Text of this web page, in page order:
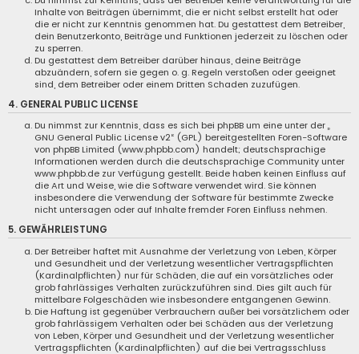
Inhalte von Beiträgen übernimmt, die er nicht selbst erstellt hat oder
die er nicht zur Kenntnis genommen hat. Du gestattest dem Betreiber,
dein Benutzerkonto, Beiträge und Funktionen jederzeit zu löschen oder
zu sperren.
Du gestattest dem Betreiber darüber hinaus, deine Beiträge
abzuändern, sofern sie gegen o. g. Regeln verstoßen oder geeignet
sind, dem Betreiber oder einem Dritten Schaden zuzufügen.
4. GENERAL PUBLIC LICENSE
Du nimmst zur Kenntnis, dass es sich bei phpBB um eine unter der „
GNU General Public License v2“ (GPL) bereitgestellten Foren-Software
von phpBB Limited (www.phpbb.com) handelt; deutschsprachige
Informationen werden durch die deutschsprachige Community unter
www.phpbb.de zur Verfügung gestellt. Beide haben keinen Einfluss auf
die Art und Weise, wie die Software verwendet wird. Sie können
insbesondere die Verwendung der Software für bestimmte Zwecke
nicht untersagen oder auf Inhalte fremder Foren Einfluss nehmen.
5. GEWÄHRLEISTUNG
Der Betreiber haftet mit Ausnahme der Verletzung von Leben, Körper
und Gesundheit und der Verletzung wesentlicher Vertragspflichten
(Kardinalpflichten) nur für Schäden, die auf ein vorsätzliches oder
grob fahrlässiges Verhalten zurückzuführen sind. Dies gilt auch für
mittelbare Folgeschäden wie insbesondere entgangenen Gewinn.
Die Haftung ist gegenüber Verbrauchern außer bei vorsätzlichem oder
grob fahrlässigem Verhalten oder bei Schäden aus der Verletzung
von Leben, Körper und Gesundheit und der Verletzung wesentlicher
Vertragspflichten (Kardinalpflichten) auf die bei Vertragsschluss